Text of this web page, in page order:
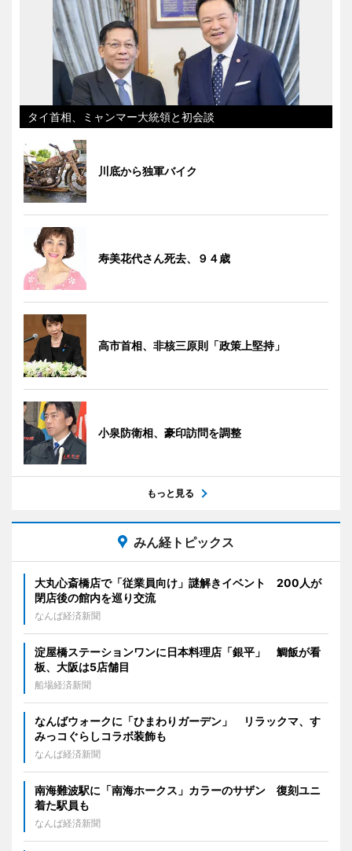
タイ首相、ミャンマー大統領と初会談
川底から独軍バイク
寿美花代さん死去、９４歳
高市首相、非核三原則「政策上堅持」
小泉防衛相、豪印訪問を調整
もっと見る
みん経トピックス
大丸心斎橋店で「従業員向け」謎解きイベント 200人が
閉店後の館内を巡り交流
なんば経済新聞
淀屋橋ステーションワンに日本料理店「銀平」 鯛飯が看
板、大阪は5店舗目
船場経済新聞
なんばウォークに「ひまわりガーデン」 リラックマ、す
みっコぐらしコラボ装飾も
なんば経済新聞
南海難波駅に「南海ホークス」カラーのサザン 復刻ユニ
着た駅員も
なんば経済新聞